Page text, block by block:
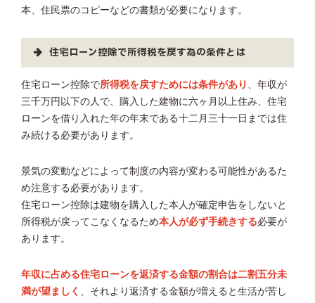
本、住民票のコピーなどの書類が必要になります。
住宅ローン控除で所得税を戻す為の条件とは
住宅ローン控除で所得税を戻すためには条件があり 、年収が
三千万円以下の人で、購入した建物に六ヶ月以上住み、住宅
ローンを借り入れた年の年末である十二月三十一日までは住
み続ける必要があります。
景気の変動などによって制度の内容が変わる可能性があるた
め注意する必要があります。
住宅ローン控除は建物を購入した本人が確定申告をしないと
所得税が戻ってこなくなるため本人が必ず手続きする必要が
あります。
年収に占める住宅ローンを返済する金額の割合は二割五分未
満が望ましく 、それより返済する金額が増えると生活が苦し